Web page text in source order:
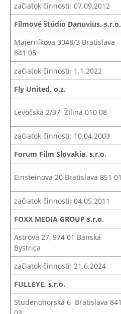
začiatok činnosti: 07.09.2012
Filmové štúdio Danuvius, s.r.o.
Majerníkova 3048/3 Bratislava
841 05
začiatok činnosti: 1.1.2022
Fly United, o.z.
Levočská 2/37 Žilina 010 08
začiatok činnosti: 10.04.2003
Forum Film Slovakia, s.r.o.
Einsteinova 20 Bratislava 851 01
začiatok činnosti: 04.05.2011
FOXX MEDIA GROUP s.r.o.
Astrová 27, 974 01 Banská
Bystrica
začiatok činnosti: 21.6.2024
FULLEYE, s.r.o.
Studenohorská 6 Bratislava 841